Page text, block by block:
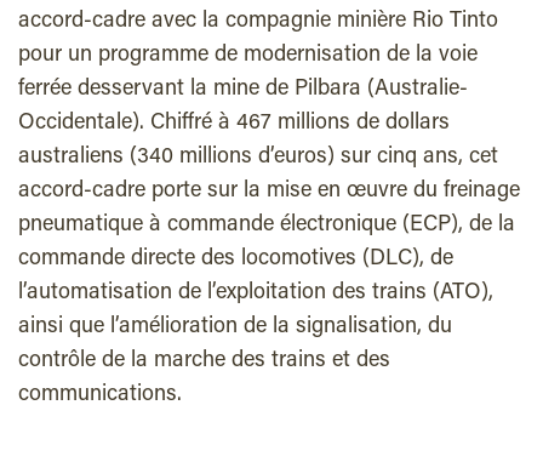
accord-cadre avec la compagnie minière Rio Tinto
pour un programme de modernisation de la voie
ferrée desservant la mine de Pilbara (Australie-
Occidentale). Chiffré à 467 millions de dollars
australiens (340 millions d’euros) sur cinq ans, cet
accord-cadre porte sur la mise en œuvre du freinage
pneumatique à commande électronique (ECP), de la
commande directe des locomotives (DLC), de
l’automatisation de l’exploitation des trains (ATO),
ainsi que l’amélioration de la signalisation, du
contrôle de la marche des trains et des
communications.